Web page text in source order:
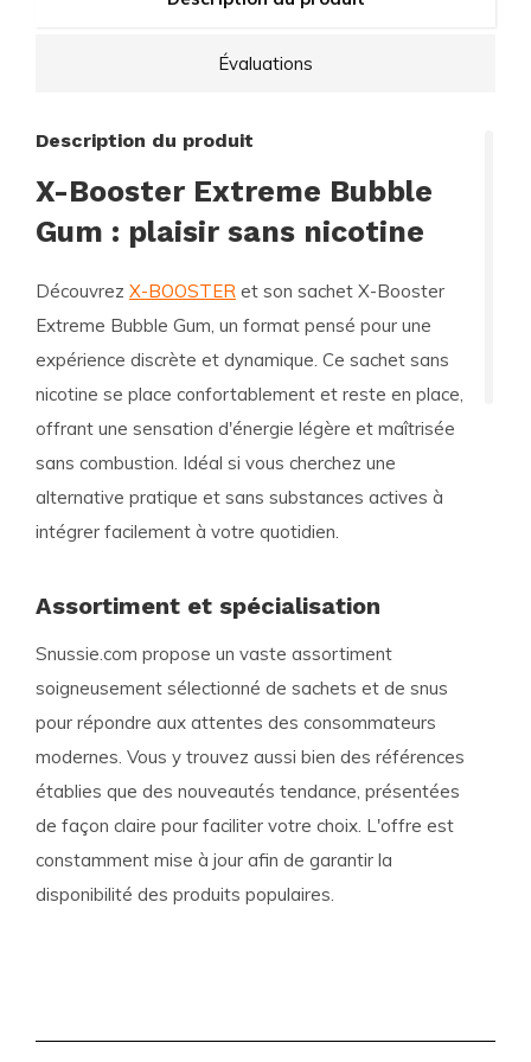
Évaluations
Description du produit
X-Booster Extreme Bubble
Gum : plaisir sans nicotine
Découvrez X-BOOSTER et son sachet X-Booster
Extreme Bubble Gum, un format pensé pour une
expérience discrète et dynamique. Ce sachet sans
nicotine se place confortablement et reste en place,
offrant une sensation d'énergie légère et maîtrisée
sans combustion. Idéal si vous cherchez une
alternative pratique et sans substances actives à
intégrer facilement à votre quotidien.
Assortiment et spécialisation
Snussie.com propose un vaste assortiment
soigneusement sélectionné de sachets et de snus
pour répondre aux attentes des consommateurs
modernes. Vous y trouvez aussi bien des références
établies que des nouveautés tendance, présentées
de façon claire pour faciliter votre choix. L'offre est
constamment mise à jour afin de garantir la
disponibilité des produits populaires.